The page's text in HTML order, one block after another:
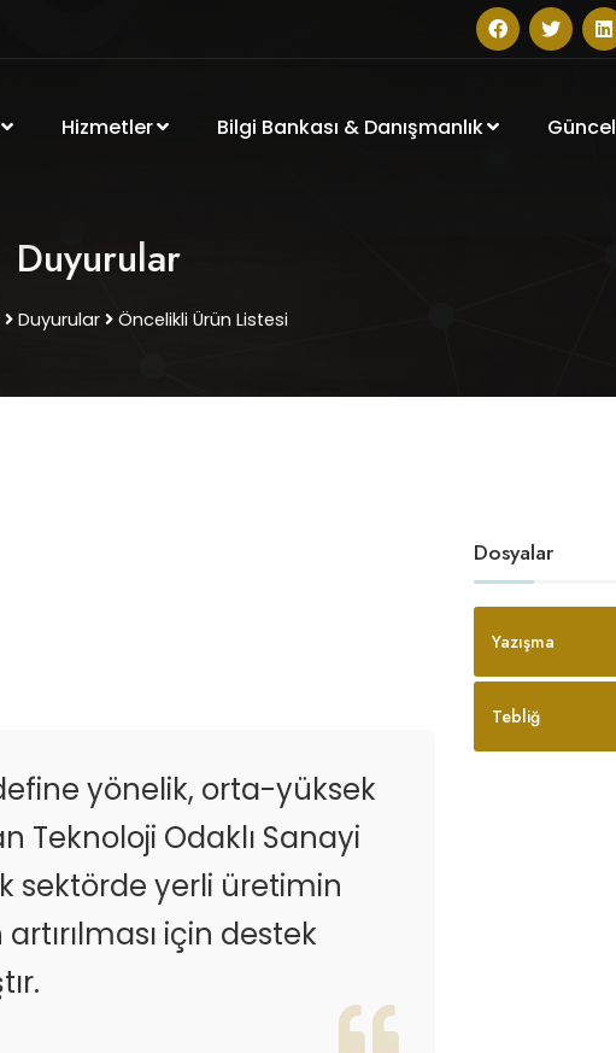
Hizmetler Bilgi Bankası & Danışmanlık Güncel
Duyurular
Duyurular Öncelikli Ürün Listesi
yönelik, orta-yüksek
Teknoloji Odaklı Sanayi
sektörde yerli üretimin
için destek
Dosyalar
Yazışma
Tebliğ